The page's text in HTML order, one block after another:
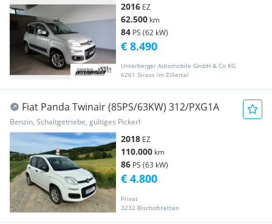
2016 EZ
62.500 km
84 PS (62 kW)
Unterberger Automobile GmbH & Co KG
6261 Strass im Zillertal
€ 8.490
Fiat Panda Twinair (85PS/63KW) 312/PXG1A
Benzin, Schaltgetriebe, gültiges Pickerl
2018 EZ
110.000 km
86 PS (63 kW)
Privat
3232 Bischofstetten
€ 4.800